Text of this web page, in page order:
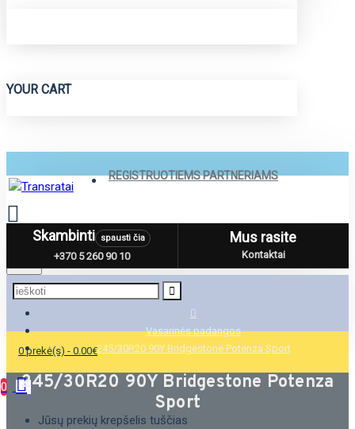
YOUR CART
REGISTRUOTIEMS PARTNERIAMS
Menu
0 prekė(s) - 0.00€
0
Jūsų prekių krepšelis tuščias
Skambinti spausti čia
+370 5 260 90 10
Mus rasite
Kontaktai
Vasarinės padangos
245/30R20 90Y Bridgestone Potenza Sport
245/30R20 90Y Bridgestone Potenza
Sport